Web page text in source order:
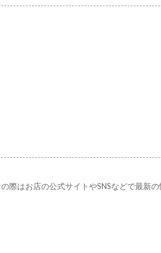
はお店の公式サイトやSNSなどで最新